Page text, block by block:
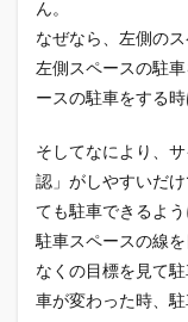
ん。
なぜなら、左側の
左側スペースの駐
ースの駐車をする
そしてなにより、
認」がしやすいだ
ても駐車できるよう
駐車スペースの線
なくの目標を見て
車が変わった時、